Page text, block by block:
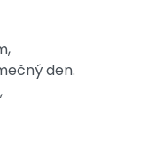
den.